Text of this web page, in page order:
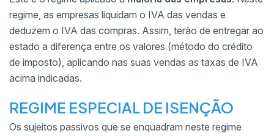
regime, as empresas liquidam o IVA das vendas e
deduzem o IVA das compras. Assim, terão de entregar ao
estado a diferença entre os valores (método do crédito
de imposto), aplicando nas suas vendas as taxas de IVA
acima indicadas.
REGIME ESPECIAL DE ISENÇÃO
Os sujeitos passivos que se enquadram neste regime